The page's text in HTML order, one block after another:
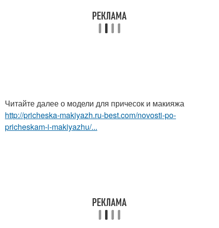
Читайте далее о модели для причесок и макияжа
http://pricheska-makiyazh.ru-best.com/novosti-po-
pricheskam-i-makiyazhu/...